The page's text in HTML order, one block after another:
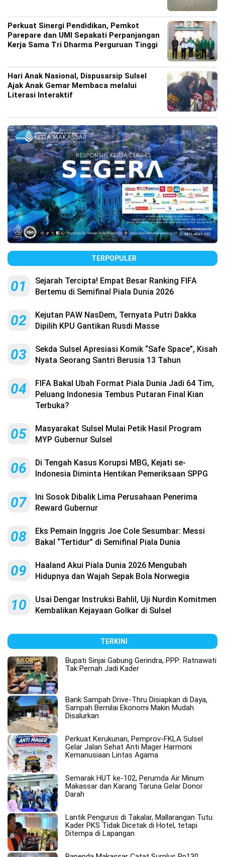
Perkuat Sinergi Pendidikan, Pemkot
Parepare dan UMI Sepakati Perpanjangan
Kerja Sama Tri Dharma Perguruan Tinggi
Hari Anak Nasional, Dispusarsip Sulsel
Ajak Anak Gemar Membaca melalui
Literasi Interaktif
TERPOPULER
01
Sejarah Tercipta! Empat Besar Ranking FIFA
Bertemu di Semifinal Piala Dunia 2026
02
Kejutan PAW NasDem, Ternyata Putri Dakka
Dipilih KPU Gantikan Rusdi Masse
03
Sekda Sulsel Apresiasi Komik “Safe Space”, Kisah
Nyata Seorang Santri Berusia 13 Tahun
04
FIFA Bakal Ubah Format Piala Dunia Jadi 64 Tim,
Peluang Indonesia Tembus Putaran Final Kian
Terbuka?
05
Masyarakat Sulsel Mulai Petik Hasil Program
MYP Gubernur Sulsel
06
Di Tengah Kasus Korupsi MBG, Kejati se-
Indonesia Diminta Hentikan Pemeriksaan SPPG
07
Ini Sosok Dibalik Lima Perusahaan Penerima
Reward Gubernur
08
Eks Pemain Inggris Joe Cole Sesumbar: Messi
Bakal “Tertidur” di Semifinal Piala Dunia
09
Haaland Akui Piala Dunia 2026 Mengubah
Hidupnya dan Wajah Sepak Bola Norwegia
10
Usai Dengar Instruksi Bahlil, Uji Nurdin Komitmen
Kembalikan Kejayaan Golkar di Sulsel
TERKINI
Bupati Sinjai Gabung Gerindra, PPP: Ratnawati
Tak Pernah Jadi Kader
Bank Sampah Drive-Thru Disiapkan di Daya,
Sampah Bernilai Ekonomi Makin Mudah
Disalurkan
Perkuat Kerukunan, Pemprov-FKLA Sulsel
Gelar Jalan Sehat Anti Mager Harmoni
Kemanusiaan Lintas Agama
Semarak HUT ke-102, Perumda Air Minum
Makassar dan Karang Taruna Gelar Donor
Darah
Lantik Pengurus di Takalar, Mallarangan Tutu:
Kader PKS Tidak Dicetak di Hotel, tetapi
Ditempa di Lapangan